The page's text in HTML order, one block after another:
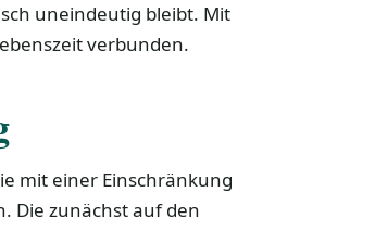
uneindeutig bleibt. Mit
verbunden.
mit einer Einschränkung
Die zunächst auf den